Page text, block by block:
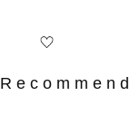
Recommend